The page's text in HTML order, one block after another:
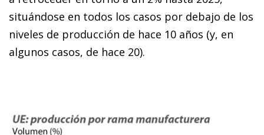
situándose en todos los casos por debajo de los
niveles de producción de hace 10 años (y, en
algunos casos, de hace 20).